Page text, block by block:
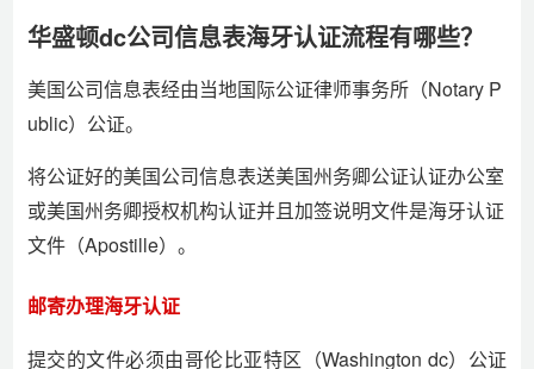
华盛顿dc公司信息表海牙认证流程有哪些？
美国公司信息表经由当地国际公证律师事务所（Notary P
ublic）公证。
将公证好的美国公司信息表送美国州务卿公证认证办公室
或美国州务卿授权机构认证并且加签说明文件是海牙认证
文件（Apostille）。
邮寄办理海牙认证
提交的文件必须由哥伦比亚特区（Washington dc）公证